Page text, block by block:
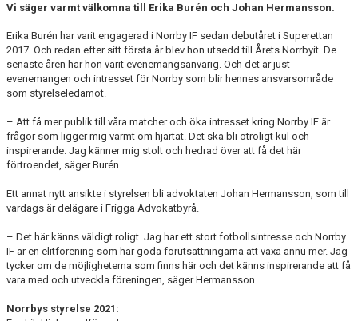
Vi säger varmt välkomna till Erika Burén och Johan Hermansson.
Erika Burén har varit engagerad i Norrby IF sedan debutåret i Superettan
2017. Och redan efter sitt första år blev hon utsedd till Årets Norrbyit. De
senaste åren har hon varit evenemangsanvarig. Och det är just
evenemangen och intresset för Norrby som blir hennes ansvarsområde
som styrelseledamot.
– Att få mer publik till våra matcher och öka intresset kring Norrby IF är
frågor som ligger mig varmt om hjärtat. Det ska bli otroligt kul och
inspirerande. Jag känner mig stolt och hedrad över att få det här
förtroendet, säger Burén.
Ett annat nytt ansikte i styrelsen bli advoktaten Johan Hermansson, som till
vardags är delägare i Frigga Advokatbyrå.
– Det här känns väldigt roligt. Jag har ett stort fotbollsintresse och Norrby
IF är en elitförening som har goda förutsättningarna att växa ännu mer. Jag
tycker om de möjligheterna som finns här och det känns inspirerande att få
vara med och utveckla föreningen, säger Hermansson.
Norrbys styrelse 2021: